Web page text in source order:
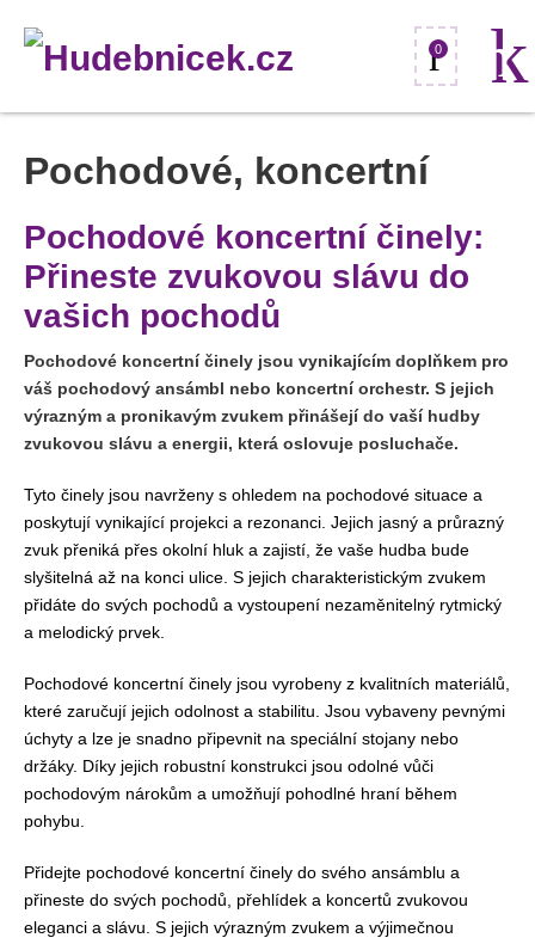
0
Pochodové, koncertní
Pochodové koncertní činely:
Přineste zvukovou slávu do
vašich pochodů
Pochodové koncertní činely jsou vynikajícím doplňkem pro
váš pochodový ansámbl nebo koncertní orchestr. S jejich
výrazným a pronikavým zvukem přinášejí do vaší hudby
zvukovou slávu a energii, která oslovuje posluchače.
Tyto činely jsou navrženy s ohledem na pochodové situace a
poskytují vynikající projekci a rezonanci. Jejich jasný a průrazný
zvuk přeniká přes okolní hluk a zajistí, že vaše hudba bude
slyšitelná až na konci ulice. S jejich charakteristickým zvukem
přidáte do svých pochodů a vystoupení nezaměnitelný rytmický
a melodický prvek.
Pochodové koncertní činely jsou vyrobeny z kvalitních materiálů,
které zaručují jejich odolnost a stabilitu. Jsou vybaveny pevnými
úchyty a lze je snadno připevnit na speciální stojany nebo
držáky. Díky jejich robustní konstrukci jsou odolné vůči
pochodovým nárokům a umožňují pohodlné hraní během
pohybu.
Přidejte pochodové koncertní činely do svého ansámblu a
přineste do svých pochodů, přehlídek a koncertů zvukovou
eleganci a slávu. S jejich výrazným zvukem a výjimečnou